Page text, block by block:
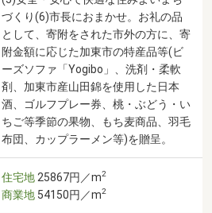
づくり(6)市長におまかせ。お礼の品
として、寄附をされた市外の方に、寄
附金額に応じた加東市の特産品等(ビ
ーズソファ「Yogibo」、洗剤・柔軟
剤、加東市産山田錦を使用した日本
酒、ゴルフプレー券、桃・ぶどう・い
ちご等季節の果物、もち麦商品、羽毛
布団、カップラーメン等)を贈呈。
住宅地 25867円／m2
商業地 54150円／m2